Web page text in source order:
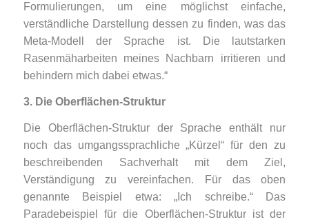
Formulierungen, um eine möglichst einfache,
verständliche Darstellung dessen zu finden, was das
Meta-Modell der Sprache ist. Die lautstarken
Rasenmäharbeiten meines Nachbarn irritieren und
behindern mich dabei etwas.“
3. Die Oberflächen-Struktur
Die Oberflächen-Struktur der Sprache enthält nur
noch das umgangssprachliche „Kürzel“ für den zu
beschreibenden Sachverhalt mit dem Ziel,
Verständigung zu vereinfachen. Für das oben
genannte Beispiel etwa: „Ich schreibe.“ Das
Paradebeispiel für die Oberflächen-Struktur ist der